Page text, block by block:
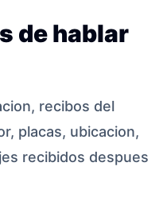
de hablar
recibos del
placas, ubicacion,
recibidos despues